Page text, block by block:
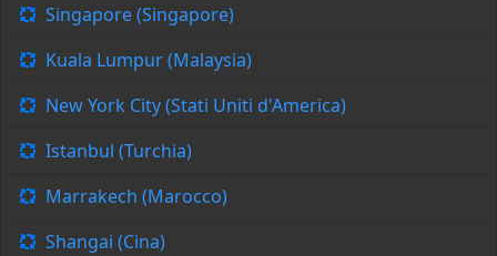
Singapore (Singapore)
Kuala Lumpur (Malaysia)
New York City (Stati Uniti d'America)
Istanbul (Turchia)
Marrakech (Marocco)
Shangai (Cina)